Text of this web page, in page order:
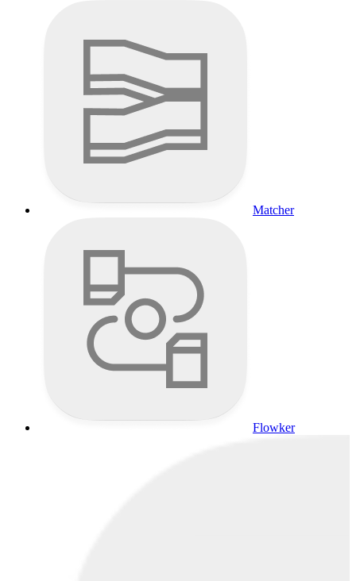
Matcher
Flowker